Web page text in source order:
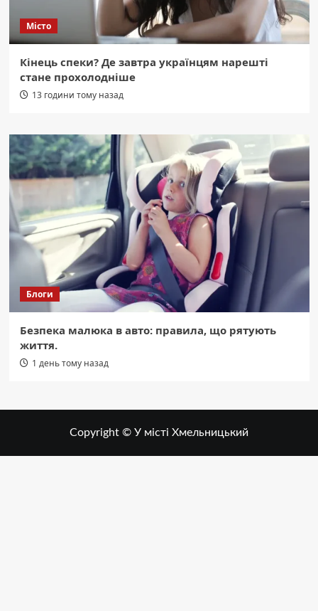
Місто
Кінець спеки? Де завтра українцям нарешті
стане прохолодніше
13 години тому назад
Блоги
Безпека малюка в авто: правила, що рятують
життя.
1 день тому назад
Copyright © У місті Хмельницький